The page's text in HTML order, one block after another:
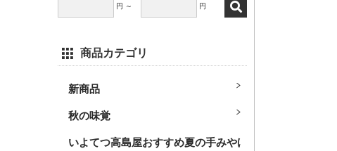
円 ～ 円
商品カテゴリ
新商品
秋の味覚
いよてつ高島屋おすすめ夏の手みやげ